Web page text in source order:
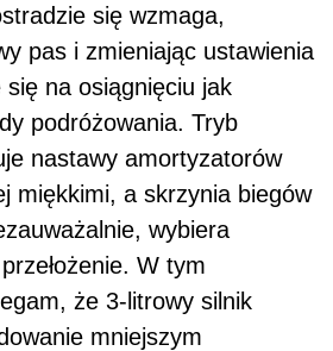
się wzmaga,
pas i zmieniając ustawienia
na osiągnięciu jak
podróżowania. Tryb
nastawy amortyzatorów
miękkimi, a skrzynia biegów
wybiera
W tym
że 3-litrowy silnik
mniejszym